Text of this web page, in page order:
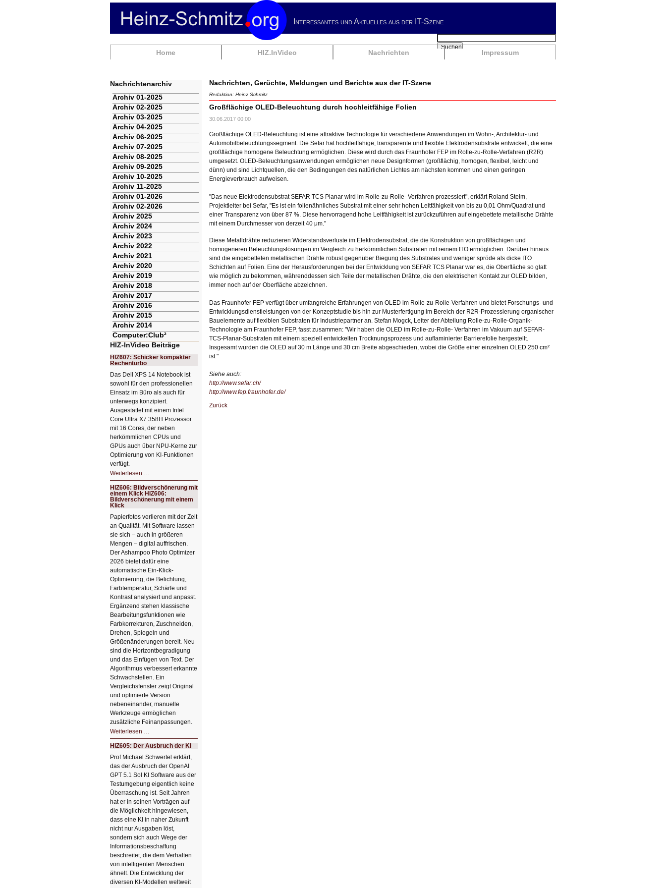
Interessantes und Aktuelles aus der IT-Szene
Navigation
Home HIZ.InVideo Nachrichten Impressum
Suchbegriffe
Suchen
Nachrichten, Gerüchte, Meldungen und Berichte aus der IT-Szene
Redaktion: Heinz Schmitz
Großflächige OLED-Beleuchtung durch hochleitfähige Folien
30.06.2017 00:00
Großflächige OLED-Beleuchtung ist eine attraktive Technologie für verschiedene Anwendungen im Wohn-, Architektur- und
Automobilbeleuchtungssegment. Die Sefar hat hochleitfähige, transparente und flexible Elektrodensubstrate entwickelt, die eine
großflächige homogene Beleuchtung ermöglichen. Diese wird durch das Fraunhofer FEP im Rolle-zu-Rolle-Verfahren (R2R)
umgesetzt. OLED-Beleuchtungsanwendungen ermöglichen neue Designformen (großflächig, homogen, flexibel, leicht und
dünn) und sind Lichtquellen, die den Bedingungen des natürlichen Lichtes am nächsten kommen und einen geringen
Energieverbrauch aufweisen.
"Das neue Elektrodensubstrat SEFAR TCS Planar wird im Rolle-zu-Rolle- Verfahren prozessiert", erklärt Roland Steim,
Projektleiter bei Sefar, "Es ist ein folienähnliches Substrat mit einer sehr hohen Leitfähigkeit von bis zu 0,01 Ohm/Quadrat und
einer Transparenz von über 87 %. Diese hervorragend hohe Leitfähigkeit ist zurückzuführen auf eingebettete metallische Drähte
mit einem Durchmesser von derzeit 40 μm."
Diese Metalldrähte reduzieren Widerstandsverluste im Elektrodensubstrat, die die Konstruktion von großflächigen und
homogeneren Beleuchtungslösungen im Vergleich zu herkömmlichen Substraten mit reinem ITO ermöglichen. Darüber hinaus
sind die eingebetteten metallischen Drähte robust gegenüber Biegung des Substrates und weniger spröde als dicke ITO
Schichten auf Folien. Eine der Herausforderungen bei der Entwicklung von SEFAR TCS Planar war es, die Oberfläche so glatt
wie möglich zu bekommen, währenddessen sich Teile der metallischen Drähte, die den elektrischen Kontakt zur OLED bilden,
immer noch auf der Oberfläche abzeichnen.
Das Fraunhofer FEP verfügt über umfangreiche Erfahrungen von OLED im Rolle-zu-Rolle-Verfahren und bietet Forschungs- und
Entwicklungsdienstleistungen von der Konzeptstudie bis hin zur Musterfertigung im Bereich der R2R-Prozessierung organischer
Bauelemente auf flexiblen Substraten für Industriepartner an. Stefan Mogck, Leiter der Abteilung Rolle-zu-Rolle-Organik-
Technologie am Fraunhofer FEP, fasst zusammen: "Wir haben die OLED im Rolle-zu-Rolle- Verfahren im Vakuum auf SEFAR-
TCS-Planar-Substraten mit einem speziell entwickelten Trocknungsprozess und auflaminierter Barrierefolie hergestellt.
Insgesamt wurden die OLED auf 30 m Länge und 30 cm Breite abgeschieden, wobei die Größe einer einzelnen OLED 250 cm²
ist."
Siehe auch:
http://www.sefar.ch/
http://www.fep.fraunhofer.de/
Zurück
Nachrichtenarchiv
Navigation
überspringen
Archiv 01-2025
Archiv 02-2025
Archiv 03-2025
Archiv 04-2025
Archiv 06-2025
Archiv 07-2025
Archiv 08-2025
Archiv 09-2025
Archiv 10-2025
Archiv 11-2025
Archiv 01-2026
Archiv 02-2026
Archiv 2025
Archiv 2024
Archiv 2023
Archiv 2022
Archiv 2021
Archiv 2020
Archiv 2019
Archiv 2018
Archiv 2017
Archiv 2016
Archiv 2015
Archiv 2014
Computer:Club²
HIZ-InVideo Beiträge
HIZ607: Schicker kompakter
Rechenturbo
Das Dell XPS 14 Notebook ist
sowohl für den professionellen
Einsatz im Büro als auch für
unterwegs konzipiert.
Ausgestattet mit einem Intel
Core Ultra X7 358H Prozessor
mit 16 Cores, der neben
herkömmlichen CPUs und
GPUs auch über NPU-Kerne zur
Optimierung von KI-Funktionen
verfügt.
Weiterlesen …
Schicker
kompakter
Rechenturbo
HIZ606: Bildverschönerung mit
einem Klick HIZ606:
Bildverschönerung mit einem
Klick
Papierfotos verlieren mit der Zeit
an Qualität. Mit Software lassen
sie sich – auch in größeren
Mengen – digital auffrischen.
Der Ashampoo Photo Optimizer
2026 bietet dafür eine
automatische Ein-Klick-
Optimierung, die Belichtung,
Farbtemperatur, Schärfe und
Kontrast analysiert und anpasst.
Ergänzend stehen klassische
Bearbeitungsfunktionen wie
Farbkorrekturen, Zuschneiden,
Drehen, Spiegeln und
Größenänderungen bereit. Neu
sind die Horizontbegradigung
und das Einfügen von Text. Der
Algorithmus verbessert erkannte
Schwachstellen. Ein
Vergleichsfenster zeigt Original
und optimierte Version
nebeneinander, manuelle
Werkzeuge ermöglichen
zusätzliche Feinanpassungen.
Weiterlesen …
Bildverschönerung
mit
einem
Klick
HIZ606:
Bildverschönerung
mit
einem
Klick
HIZ605: Der Ausbruch der KI
Prof Michael Schwertel erklärt,
das der Ausbruch der OpenAI
GPT 5.1 Sol KI Software aus der
Testumgebung eigentlich keine
Überraschung ist. Seit Jahren
hat er in seinen Vorträgen auf
die Möglichkeit hingewiesen,
dass eine KI in naher Zukunft
nicht nur Ausgaben löst,
sondern sich auch Wege der
Informationsbeschaffung
beschreitet, die dem Verhalten
von intelligenten Menschen
ähnelt. Die Entwicklung der
diversen KI-Modellen weltweit